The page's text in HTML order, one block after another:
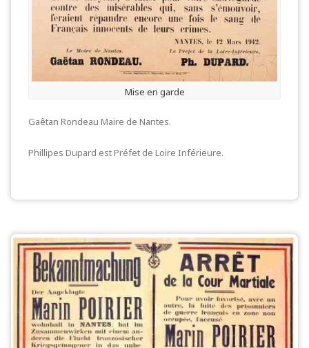
Mise en garde
Gaêtan Rondeau Maire de Nantes.
Phillipes Dupard est Préfet de Loire Inférieure.